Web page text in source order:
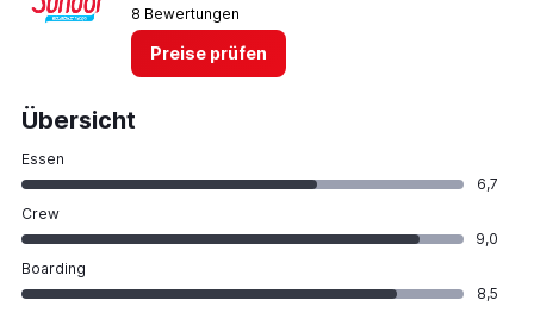
8 Bewertungen
Preise prüfen
Übersicht
Essen
6,7
Crew
9,0
Boarding
8,5